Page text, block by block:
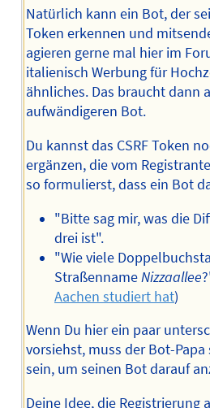
Natürlich kann ein Bot, der
Token erkennen und
agieren gerne mal hier im
italienisch Werbung für
ähnliches. Das braucht dann
aufwändigeren Bot.
Du kannst das CSRF Token
ergänzen, die vom
so formulierst, dass ein Bot
"Bitte sag mir, was die
drei ist".
"Wie viele
StraßennameNizzaallee
Aachen studiert hat)
Wenn Du hier ein paar
vorsiehst, muss der Bot-
sein, um seinen Bot darauf
Deine Idee, die Registrierung